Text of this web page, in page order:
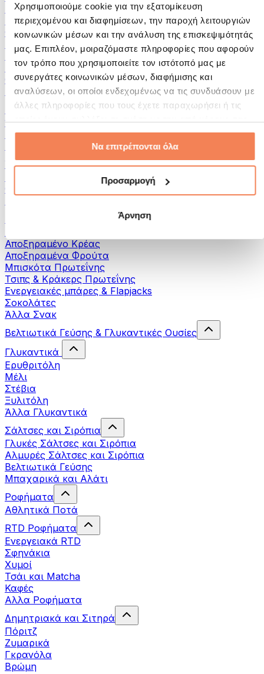
Χρησιμοποιούμε cookie για την εξατομίκευση
περιεχομένου και διαφημίσεων, την παροχή λειτουργιών
κοινωνικών μέσων και την ανάλυση της επισκεψιμότητάς
μας. Επιπλέον, μοιραζόμαστε πληροφορίες που αφορούν
τον τρόπο που χρησιμοποιείτε τον ιστότοπό μας με
συνεργάτες κοινωνικών μέσων, διαφήμισης και
αναλύσεων, οι οποίοι ενδεχομένως να τις συνδυάσουν με
άλλες πληροφορίες που τους έχετε παραχωρήσει ή τις
χρήση των υπηρεσιών τους.
Να επιτρέπονται όλα
Προσαρμογή
Άρνηση
Αλείμματα και Πάστες
Ψάρια
Φαγητό Έτοιμο για Κατανάλωση
Αυγά
Ψωμί & Αρτοσκευάσματα
Κρέας
Οσπρια
Άλλα Fitness Τρόφιμα
Βούτυρα Ξηρών Καρπών
100% Βούτυρα Ξηρών Καρπών
Γλυκά Βούτυρα Ξηρών Καρπών
Πρωτεϊνικά Βούτυρα Ξηρών Καρπών
Υπερτροφές
Πράσινες Υπερτροφές
Φυτικές Ίνες
Αποξηραμένο Κρέας
Αποξηραμένα Φρούτα
Μπισκότα Πρωτεΐνης
Τσιπς & Kράκερς Πρωτεΐνης
Ενεργειακές μπάρες & Flapjacks
Σοκολάτες
Άλλα Σνακ
Βελτιωτικά Γεύσης & Γλυκαντικές Ουσίες
Γλυκαντικά
Ερυθριτόλη
Μέλι
Στέβια
Ξυλιτόλη
Άλλα Γλυκαντικά
Σάλτσες και Σιρόπια
Γλυκές Σάλτσες και Σιρόπια
Αλμυρές Σάλτσες και Σιρόπια
Bελτιωτικά Γεύσης
Μπαχαρικά και Αλάτι
Ροφήματα
Αθλητικά Ποτά
RTD Ροφήματα
Ενεργειακά RTD
Σφηνάκια
Χυμοί
Τσάι και Matcha
Καφές
Αλλα Ροφήματα
Δημητριακά και Σιτηρά
Πόριτζ
Ζυμαρικά
Γκρανόλα
Βρώμη